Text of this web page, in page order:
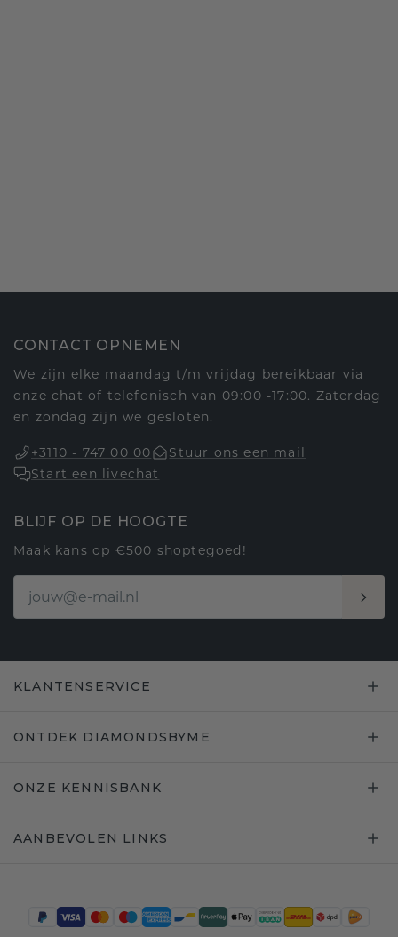
CONTACT OPNEMEN
We zijn elke maandag t/m vrijdag bereikbaar via
onze chat of telefonisch van 09:00 -17:00. Zaterdag
en zondag zijn we gesloten.
+3110 - 747 00 00
Stuur ons een mail
Start een livechat
BLIJF OP DE HOOGTE
Maak kans op €500 shoptegoed!
KLANTENSERVICE
ONTDEK DIAMONDSBYME
ONZE KENNISBANK
AANBEVOLEN LINKS